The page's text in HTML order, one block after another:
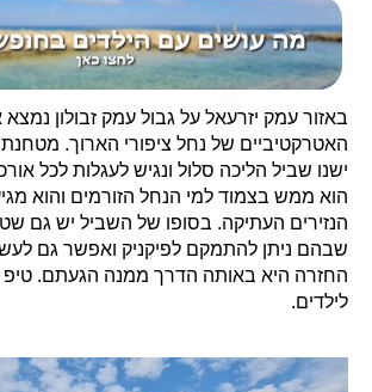
באזור עמק יזרעאל על גבול עמק זבולון
האטרקטיביים של נחל ציפורי הארוך. מטחנת
ישנו שביל הליכה סלול ונגיש לעגלות לכל
הוא ממש בצמוד למי הנחל הזורמים והוא
הנזירים העתיקה. בסופו של השביל יש גם
שבהם ניתן להתמקם לפיקניק ואפשר גם
החזרה היא באותה הדרך ממנה הגעתם. טיפ
לילדים.